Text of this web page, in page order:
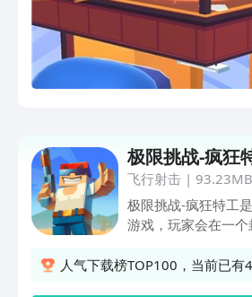
极限挑战-疯狂
飞行射击| 93.23MB
极限挑战-疯狂特工
游戏，玩家会在一
支，巧妙利用房间各
人气下载榜TOP100，当前已有